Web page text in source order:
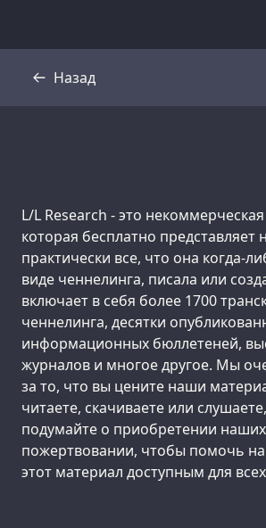
Назад
Стенограмма
Support us:
L/L Research - это
которая бесплатно представляет
практически все, что она когда-
виде ченнелинга, писала или
включает в себя более 1700
ченнелинга, десятки
информационных бюллетеней,
журналов и многое другое. Мы
за то, что вы цените наши
читаете, скачиваете или
подумайте о приобретении
пожертвовании, чтобы помочь
этот материал доступным для